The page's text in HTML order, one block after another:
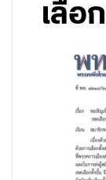
เลือ